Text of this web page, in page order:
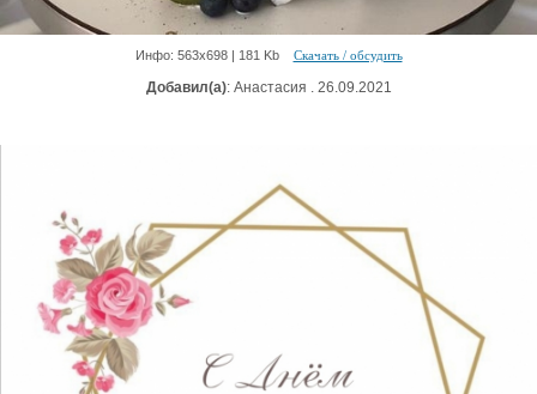
Инфо: 563х698 | 181 Kb Скачать / обсудить
Добавил(а): Анастасия . 26.09.2021